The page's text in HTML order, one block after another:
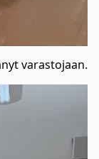
varastojaan.